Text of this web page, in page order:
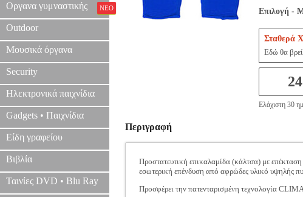
Οργανα γυμναστικής ΝΕΟ
Outdoor
Μουσικά όργανα
Security
Ηλεκτρονικά παιχνίδια
Gadgets • Παιχνίδια
Είδη γραφείου
Βιβλία
Ταινίες DVD • Blu Ray
Επιλογή -
Σταθερά
Εδώ θα
Ελάχιστη 30
Περιγραφή
Προστατευτική επικαλαμίδα (κάλτσα) με
εσωτερική επένδυση από αφρώδες υλικό υψηλής
Προσφέρει την πατενταρισμένη τεχνολογία